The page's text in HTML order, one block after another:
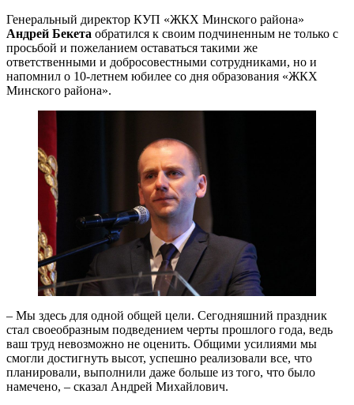
Генеральный директор КУП «ЖКХ Минского района»
Андрей Бекета обратился к своим подчиненным не только с
просьбой и пожеланием оставаться такими же
ответственными и добросовестными сотрудниками, но и
напомнил о 10-летнем юбилее со дня образования «ЖКХ
Минского района».
– Мы здесь для одной общей цели. Сегодняшний праздник
стал своеобразным подведением черты прошлого года, ведь
ваш труд невозможно не оценить. Общими усилиями мы
смогли достигнуть высот, успешно реализовали все, что
планировали, выполнили даже больше из того, что было
намечено, – сказал Андрей Михайлович.